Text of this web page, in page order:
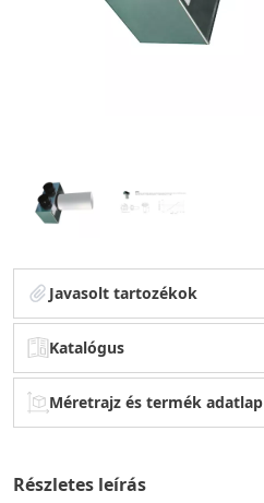
Javasolt tartozékok
Katalógus
Méretrajz és termék adatlap
Részletes leírás